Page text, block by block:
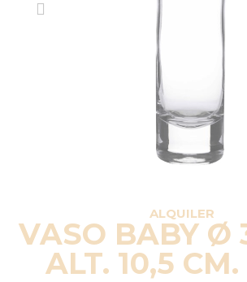
ALQUILER
VASO BABY Ø
ALT. 10,5 CM.